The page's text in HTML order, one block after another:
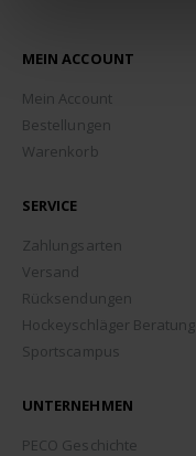
MEIN ACCOUNT
Mein Account
Bestellungen
Warenkorb
SERVICE
Zahlungsarten
Versand
Rücksendungen
Hockeyschläger Beratung
Sportscampus
UNTERNEHMEN
PECO Geschichte